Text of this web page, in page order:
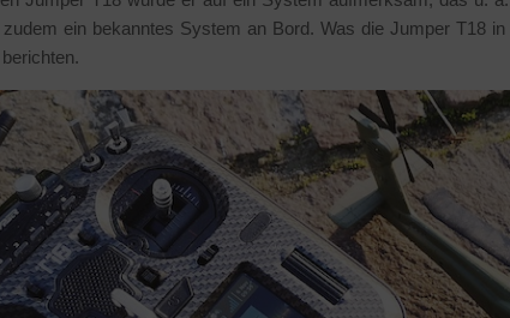
ein bekanntes System an Bord. Was die Jumper T18